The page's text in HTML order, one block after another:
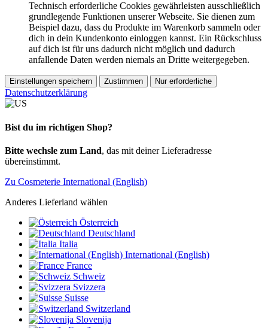
Technisch erforderliche Cookies gewährleisten ausschließlich
grundlegende Funktionen unserer Webseite. Sie dienen zum
Beispiel dazu, dass du Produkte im Warenkorb sammeln oder
dich in dein Kundenkonto einloggen kannst. Ein Rückschluss
auf dich ist für uns dadurch nicht möglich und dadurch
anfallende Daten werden niemals an Dritte weitergegeben.
Einstellungen speichern Zustimmen Nur erforderliche
Datenschutzerklärung
Bist du im richtigen Shop?
Bitte wechsle zum Land, das mit deiner Lieferadresse
übereinstimmt.
Zu Cosmeterie International (English)
Anderes Lieferland wählen
Österreich
Deutschland
Italia
International (English)
France
Schweiz
Svizzera
Suisse
Switzerland
Slovenija